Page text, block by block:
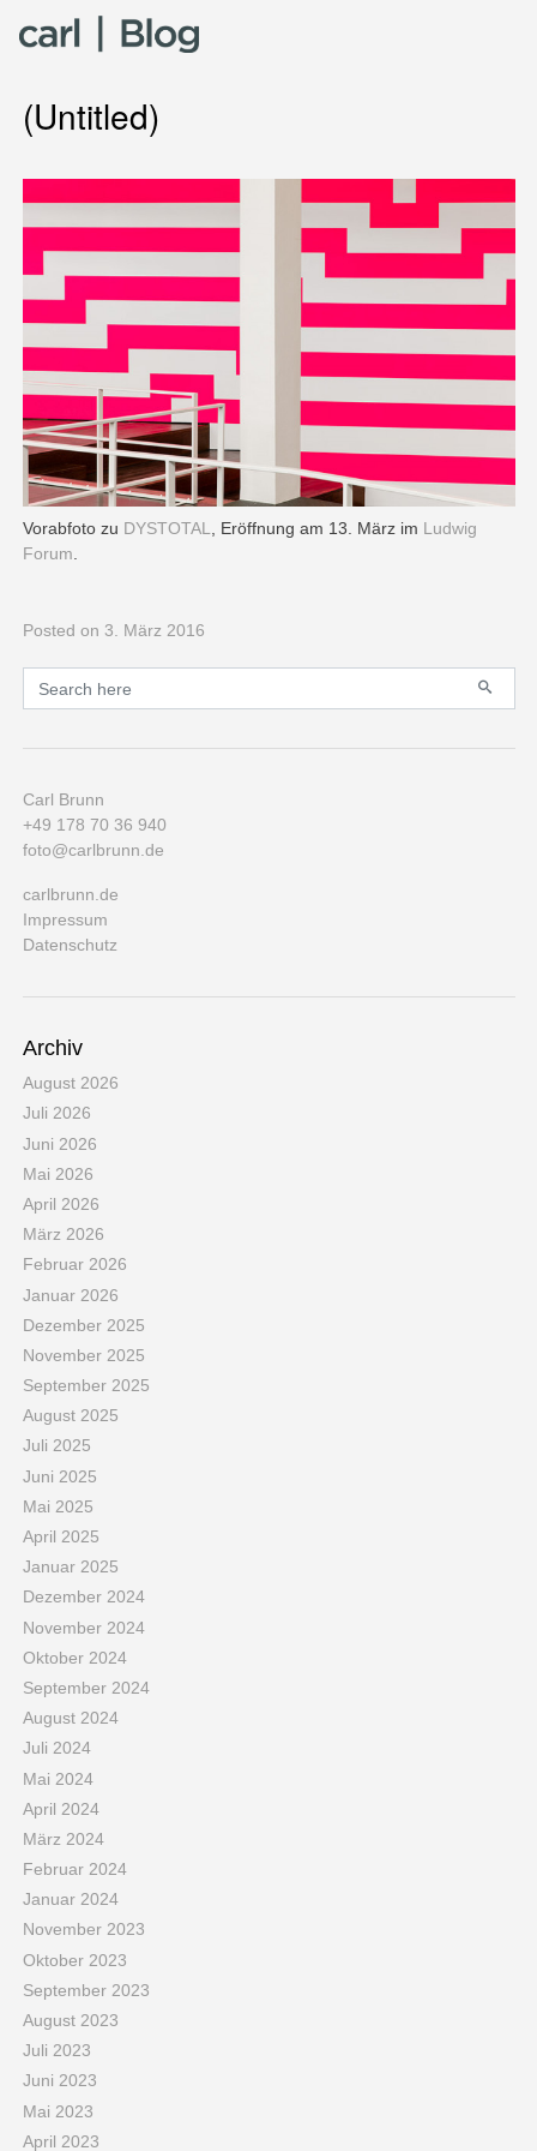
Skip to content
(Untitled)
Vorabfoto zu DYSTOTAL, Eröffnung am 13. März im Ludwig
Forum.
Posted on 3. März 2016
Primary
Search for:
Carl Brunn
+49 178 70 36 940
foto@carlbrunn.de
carlbrunn.de
Impressum
Datenschutz
Archiv
August 2026
Juli 2026
Juni 2026
Mai 2026
April 2026
März 2026
Februar 2026
Januar 2026
Dezember 2025
November 2025
September 2025
August 2025
Juli 2025
Juni 2025
Mai 2025
April 2025
Januar 2025
Dezember 2024
November 2024
Oktober 2024
September 2024
August 2024
Juli 2024
Mai 2024
April 2024
März 2024
Februar 2024
Januar 2024
November 2023
Oktober 2023
September 2023
August 2023
Juli 2023
Juni 2023
Mai 2023
April 2023